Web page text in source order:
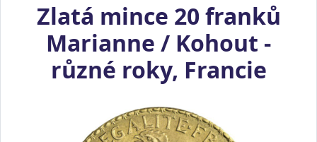
Zlatá mince 20 franků
Marianne / Kohout -
různé roky, Francie